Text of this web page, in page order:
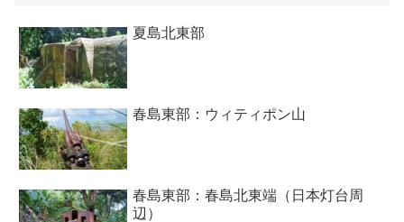
夏島北東部
春島東部：ウィティポン山
春島東部：春島北東端（日本灯台周
辺）